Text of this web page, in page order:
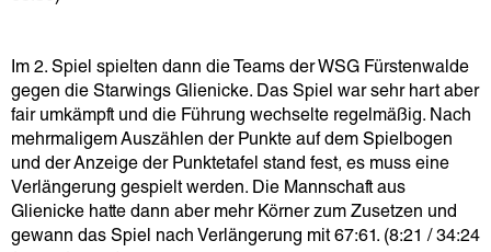
Im 2. Spiel spielten dann die Teams der WSG Fürstenwalde
gegen die Starwings Glienicke. Das Spiel war sehr hart aber
fair umkämpft und die Führung wechselte regelmäßig. Nach
mehrmaligem Auszählen der Punkte auf dem Spielbogen
und der Anzeige der Punktetafel stand fest, es muss eine
Verlängerung gespielt werden. Die Mannschaft aus
Glienicke hatte dann aber mehr Körner zum Zusetzen und
gewann das Spiel nach Verlängerung mit 67:61. (8:21 / 34:24